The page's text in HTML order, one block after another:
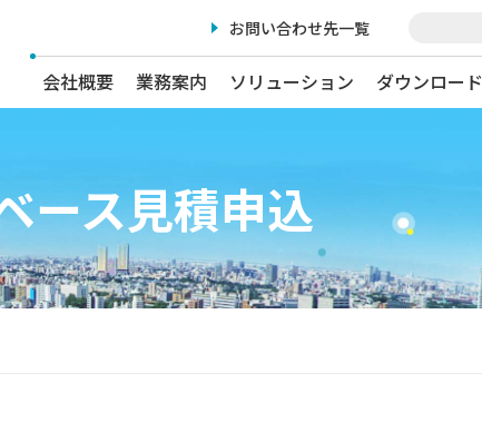
会社概要 業務案内 ソリューション ダウンロード
お問い合わせ先一覧
ース見積申込